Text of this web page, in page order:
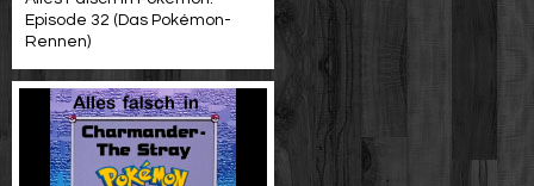
Episode 32 (Das Pokémon-
Rennen)